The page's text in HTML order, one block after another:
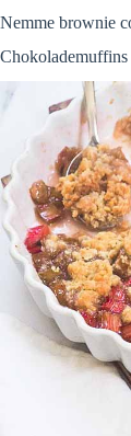
Nemme brownie
Chokolademuffins